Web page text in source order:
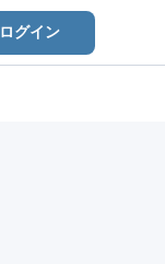
ログイン